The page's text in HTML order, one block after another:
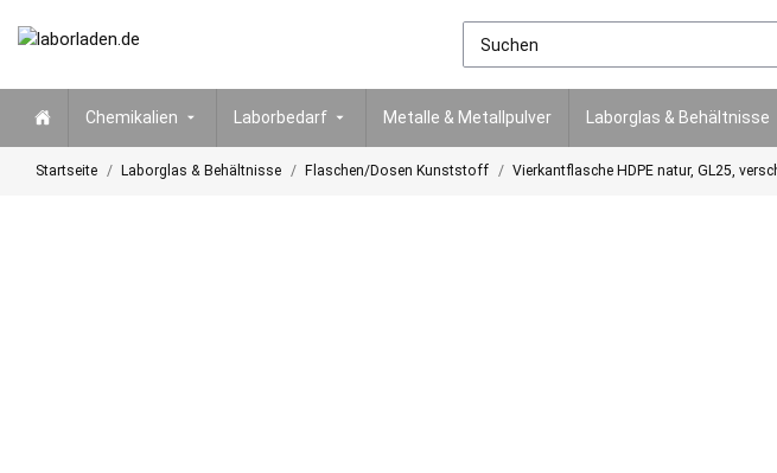
Chemikalien Laborbedarf Metalle & Metallpulver Laborglas & Behältnisse
Startseite Laborglas & Behältnisse Flaschen/Dosen Kunststoff Vierkantflasche HDPE natur, GL25,